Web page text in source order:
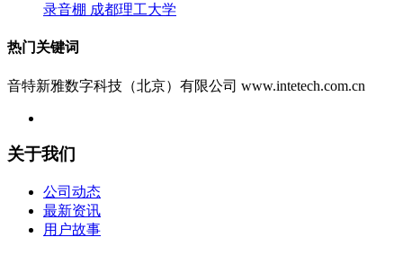
录音棚 成都理工大学
热门关键词
音特新雅数字科技（北京）有限公司 www.intetech.com.cn
关于我们
公司动态
最新资讯
用户故事